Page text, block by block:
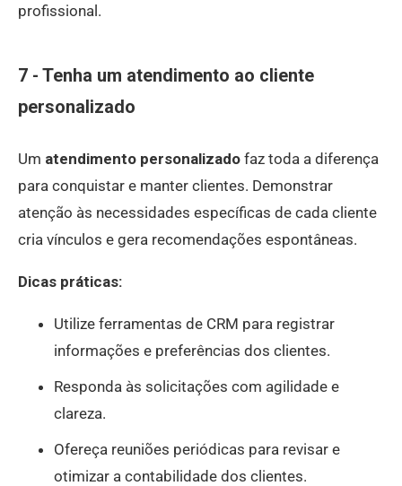
profissional.
7 - Tenha um atendimento ao cliente
personalizado
Um atendimento personalizado faz toda a diferença
para conquistar e manter clientes. Demonstrar
atenção às necessidades específicas de cada cliente
cria vínculos e gera recomendações espontâneas.
Dicas práticas:
Utilize ferramentas de CRM para registrar
informações e preferências dos clientes.
Responda às solicitações com agilidade e
clareza.
Ofereça reuniões periódicas para revisar e
otimizar a contabilidade dos clientes.